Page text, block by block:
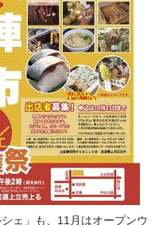
ェ」も、11月はオープンウ